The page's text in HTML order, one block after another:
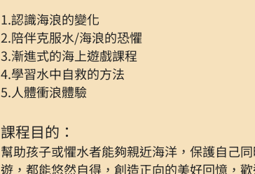
1.認識海浪的變化
2.陪伴克服水/海浪的恐懼
3.漸進式的海上遊戲課程
4.學習水中自救的方法
5.人體衝浪體驗
課程目的：
幫助孩子或懼水者能夠親近海洋，保護自己
遊，都能悠然自得，創造正向的美好回憶，